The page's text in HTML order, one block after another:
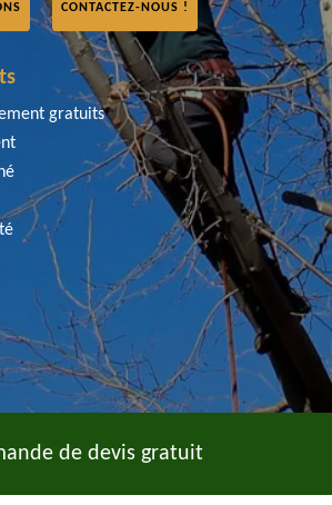
CONTACTEZ-NOUS !
gratuits
de devis gratuit